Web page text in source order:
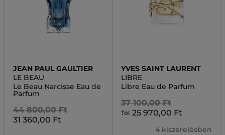
JEAN PAUL GAULTIER
LE BEAU
Le Beau Narcisse Eau de
Parfum
44 800,00 Ft
31 360,00 Ft
YVES SAINT LAURENT
LIBRE
Libre Eau de Parfum
37 100,00 Ft
Tól 25 970,00 Ft
4 kiszerelésben